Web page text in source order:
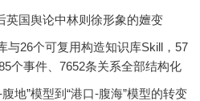
英国舆论中林则徐形象的嬗变
与26个可复用构造知识库Skill，57
个事件、7652条关系全部结构化
地”模型到“港口-腹海”模型的转变